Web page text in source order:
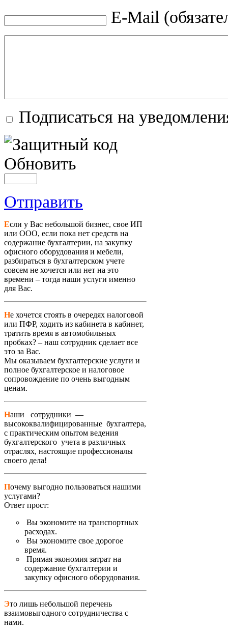
E-Mail
Подписаться на
Обновить
Отправить
Если у Вас небольшой бизнес, свое ИП
или ООО, если пока нет средств на
содержание бухгалтерии, на закупку
офисного оборудования и мебели,
разбираться в бухгалтерском учете
совсем не хочется или нет на это
времени – тогда наши услуги именно
для Вас.
Не хочется стоять в очередях налоговой
или ПФР, ходить из кабинета в кабинет,
тратить время в автомобильных
пробках? – наш сотрудник сделает все
это за Вас.
Мы оказываем бухгалтерские услуги и
полное бухгалтерское и налоговое
сопровождение по очень выгодным
ценам.
Наши сотрудники —
высококвалифицированные бухгалтера,
с практическим опытом ведения
бухгалтерского учета в различных
отраслях, настоящие профессионалы
своего дела!
Почему выгодно пользоваться нашими
услугами?
Ответ прост:
Вы экономите на транспортных
расходах.
Вы экономите свое дорогое
время.
Прямая экономия затрат на
содержание бухгалтерии и
закупку офисного оборудования.
Это лишь небольшой перечень
взаимовыгодного сотрудничества с
нами.